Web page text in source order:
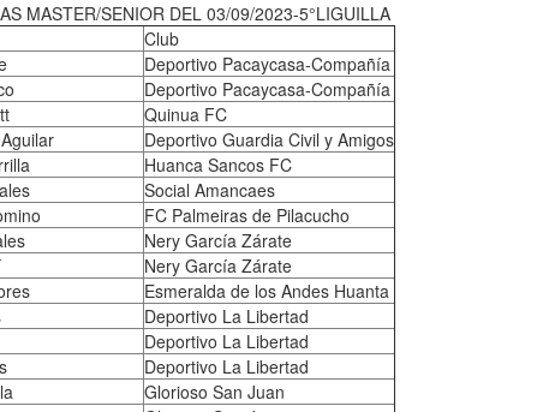
MASTER/SENIOR DEL 03/09/2023-5°LIGUILLA
Club
Deportivo Pacaycasa-Compañía
Deportivo Pacaycasa-Compañía
Quinua FC
Deportivo Guardia Civil y Amigos
Huanca Sancos FC
Social Amancaes
FC Palmeiras de Pilacucho
Nery García Zárate
Nery García Zárate
Esmeralda de los Andes Huanta
Deportivo La Libertad
Deportivo La Libertad
Deportivo La Libertad
Glorioso San Juan